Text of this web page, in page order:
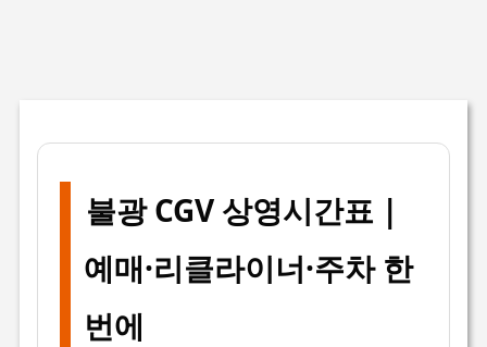
불광 CGV 상영시간표 |
예매·리클라이너·주차 한
번에